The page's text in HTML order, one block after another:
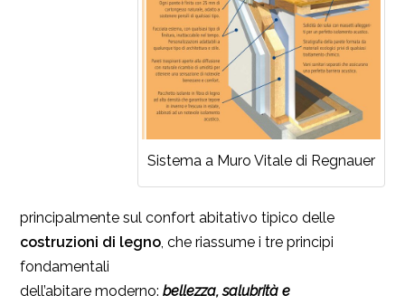
Sistema a Muro Vitale di Regnauer
principalmente sul confort abitativo tipico delle
costruzioni di legno, che riassume i tre principi
fondamentali
dell’abitare moderno: bellezza, salubrità e